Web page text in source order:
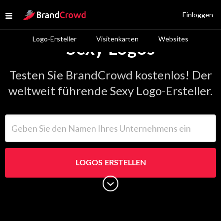
Open menu
Site Logo
Logo-Ersteller Visitenkarten Websites
Einloggen
Sexy Logos
Testen Sie BrandCrowd kostenlos! Der
weltweit führende Sexy Logo-Ersteller.
LOGOS ERSTELLEN